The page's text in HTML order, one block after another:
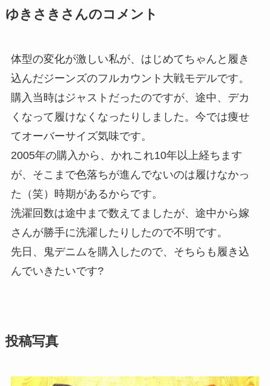
ゆきさきさんのコメント
体型の変化が激しい私が、はじめてちゃんと履き
込んだジーンズのフルカウント大戦モデルです。
購入当時はジャストだったのですが、途中、デカ
くなって履けなくなったりしました。今では痩せ
てオーバーサイズ気味です。
2005年の購入から、かれこれ10年以上経ちます
が、そこまで色落ちが進んでないのは履けなかっ
た（笑）時期があるからです。
洗濯回数は途中まで数えてましたが、途中から嫁
さんが勝手に洗濯したりしたので不明です。
先日、鬼デニムを購入したので、そちらも履き込
んでいきたいです?
投稿写真